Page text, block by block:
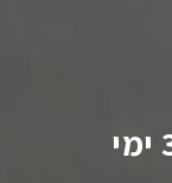
הצטרפו עכשיו ל 30 ימי